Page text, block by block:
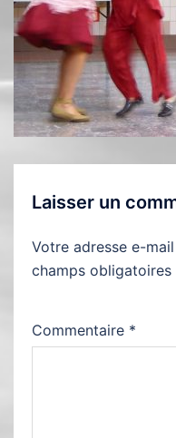
Laisser un
Votre adresse e-
champs
Commentaire *